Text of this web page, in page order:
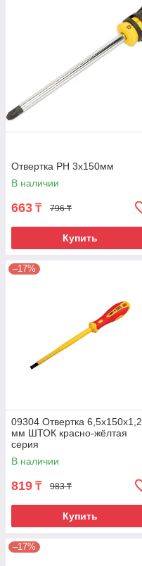
Отвертка РН 3х150мм
В наличии
663 ₸ 796 ₸
Купить
–17%
09304 Отвертка 6,5х150х1,2
мм ШТОК красно-жёлтая
серия
В наличии
819 ₸ 983 ₸
Купить
–17%